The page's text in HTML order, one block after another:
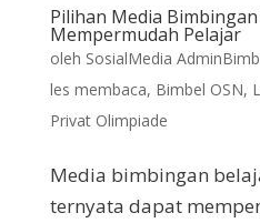
Pilihan Media
Mempermudah Pelajar
oleh SosialMedia
les membaca, Bimbel OSN,
Privat Olimpiade
Media bimbingan
ternyata dapat